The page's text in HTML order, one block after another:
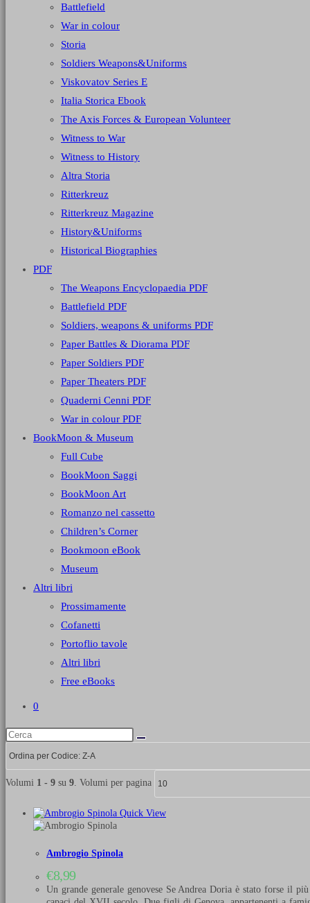
Battlefield
War in colour
Storia
Soldiers Weapons&Uniforms
Viskovatov Series E
Italia Storica Ebook
The Axis Forces & European Volunteer
Witness to War
Witness to History
Altra Storia
Ritterkreuz
Ritterkreuz Magazine
History&Uniforms
Historical Biographies
PDF
The Weapons Encyclopaedia PDF
Battlefield PDF
Soldiers, weapons & uniforms PDF
Paper Battles & Diorama PDF
Paper Soldiers PDF
Paper Theaters PDF
Quaderni Cenni PDF
War in colour PDF
BookMoon & Museum
Full Cube
BookMoon Saggi
BookMoon Art
Romanzo nel cassetto
Children’s Corner
Bookmoon eBook
Museum
Altri libri
Prossimamente
Cofanetti
Portoflio tavole
Altri libri
Free eBooks
0
Volumi 1 - 9 su 9. Volumi per pagina
Quick View
Ambrogio Spinola
€8,99
Un grande generale genovese Se Andrea Doria è stato forse il